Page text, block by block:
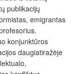
publikacijų
emigrantas
konjunktūros
daugiatiražėje